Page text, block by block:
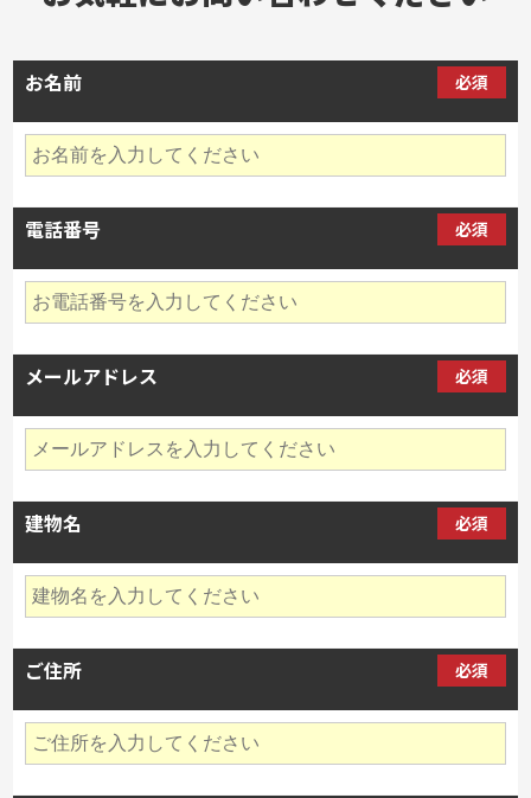
お名前 必須
電話番号 必須
メールアドレス 必須
建物名 必須
ご住所 必須